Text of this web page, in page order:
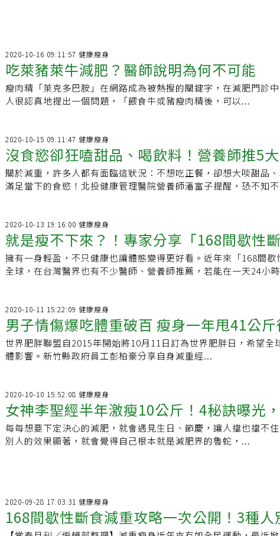
2020-10-16 09:11:57 健康瘦身
吃萊豬萊牛減肥？醫師說明為何不可能
瘦肉精「萊克多巴胺」在網路成為被熱搜的關鍵字，在減肥門診
人很認真地提出一個問題，「餵食牛或豬瘦肉精後，可以...
2020-10-15 09:11:47 健康瘦身
沒食慾卻狂嗑甜品、喝飲料！營養師推5
好食材
關於減重，許多人都有面臨這狀況：不想吃正餐，卻想大啖甜品、
滿足當下的食慾！北投健康管理醫院營養師潘富子提醒，恐不知
2020-10-13 19:16:00 健康瘦身
就是瘦不下來？！專家分享「168間歇性
勝攻略
擁有一身輕盈，不只健康也讓體態變得更好看。近年來「168間歇
全球，在台灣醫界也有不少醫師、營養師推薦，若能在一天24小
2020-10-11 15:22:09 健康瘦身
男子情傷爆吃體重破百 瘦身一年甩41公斤
M
世界肥胖聯盟自2015年開始將10月11日訂為世界肥胖日，希望全
體影響。新竹縣政府員工彭柏豪分享自身減重經...
2020-10-10 15:52:08 健康瘦身
女神李聖經半年激瘦10公斤！4秘訣曝光
開始
每每想要下定決心的減肥，就會遇見生日、節慶，讓人擋也擋不
別人的效果顯著，就會覺得自己根本就是減肥界的魯蛇，...
2020-09-28 17:03:31 健康瘦身
168間歇性斷食減重攻略一次公開！3種人